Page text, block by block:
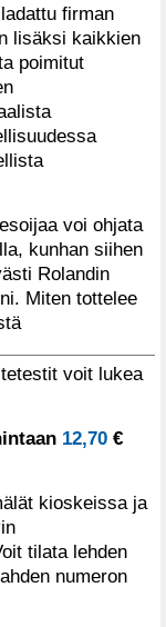
firman
lisäksi kaikkien
poimitut
voi ohjata
kunhan siihen
Rolandin
Miten tottelee
voit lukea
12,70 €
kioskeissa ja
tilata lehden
numeron